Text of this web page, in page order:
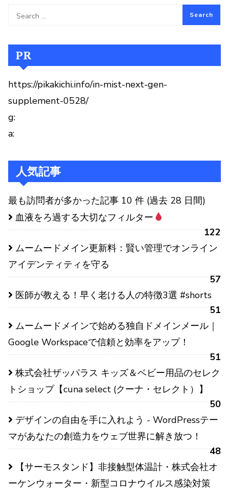
PR
https://pikakichi.info/in-mist-next-gen-
supplement-0528/
g:
a:
人気記事
最も訪問者が多かった記事 10 件 (過去 28 日間)
血液をろ過する大切なフィルター
122
ムームードメイン更新料：賢い管理でオンライン
アイデンティティを守る
57
医師が教える！早く老ける人の特徴3選 #shorts
51
ムームードメインで始める独自ドメインメール｜
Google Workspaceで信頼と効率をアップ！
51
株式会社ザッパラス キッズ＆ベビー用品のセレク
トショップ【cuna select (クーナ・セレクト）】
50
デザインの自由を手に入れよう - WordPressテー
マがあなたの創造力をウェブ世界に解き放つ！
48
【サーモスタンド】非接触型体温計・株式会社オ
ーケンウォーター・新型コロナウイルス感染対策